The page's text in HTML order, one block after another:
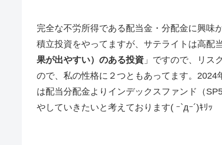
完全な不労所得である配当金・分配金に興味
積立投資をやってますが、サテライトは高配
果が出やすい）のある投資 」ですので、リス
ので、私の性格に２つともあってます。
は配当分配金よりインデックスファンド（
やしていきたいと考えております( ｰ`дｰ´)ｷﾘｯ